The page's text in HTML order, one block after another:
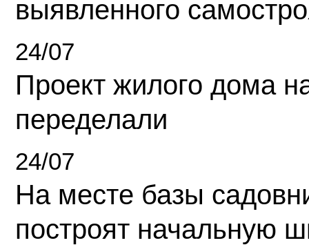
выявленного
24/07
Проект жилого дома
переделали
24/07
На месте базы
построят начальную